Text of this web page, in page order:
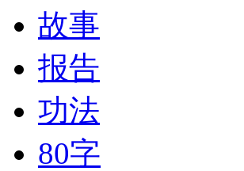
故事
报告
功法
80字